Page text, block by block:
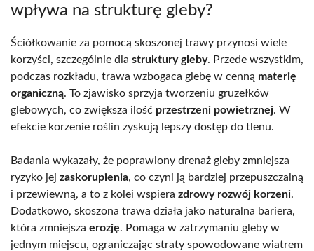
wpływa na strukturę gleby?
Ściółkowanie za pomocą skoszonej trawy przynosi wiele
korzyści, szczególnie dla struktury gleby. Przede wszystkim,
podczas rozkładu, trawa wzbogaca glebę w cenną materię
organiczną. To zjawisko sprzyja tworzeniu gruzełków
glebowych, co zwiększa ilość przestrzeni powietrznej. W
efekcie korzenie roślin zyskują lepszy dostęp do tlenu.
Badania wykazały, że poprawiony drenaż gleby zmniejsza
ryzyko jej zaskorupienia, co czyni ją bardziej przepuszczalną
i przewiewną, a to z kolei wspiera zdrowy rozwój korzeni.
Dodatkowo, skoszona trawa działa jako naturalna bariera,
która zmniejsza erozję. Pomaga w zatrzymaniu gleby w
jednym miejscu, ograniczając straty spowodowane wiatrem